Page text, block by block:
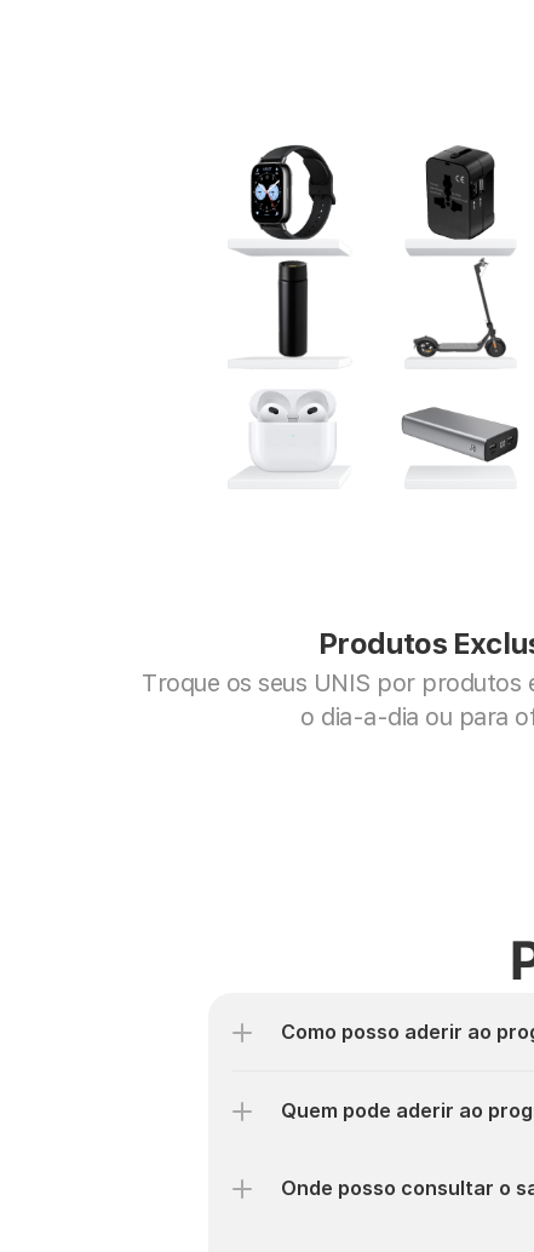
Produtos
Troque os seus UNIS por produtos
o dia-a-dia ou para
Como posso aderir ao
Quem pode aderir ao
Onde posso consultar o